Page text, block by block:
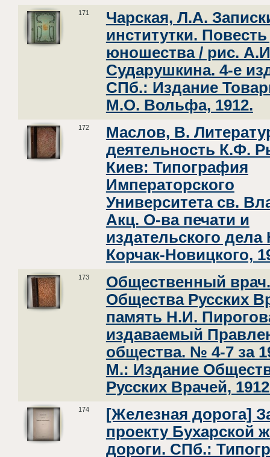
171
Чарская, Л.А.
институтки.
юношества / рис.
Сударушкина. 4-е
СПб.: Издание
М.О. Вольфа, 1912.
172
Маслов, В.
деятельность К.Ф.
Киев: Типография
Императорского
Университета св.
Акц. О-ва печати и
издательского дела
Корчак-Новицкого,
173
Общественный
Общества Русских
память Н.И.
издаваемый
общества. № 4-7 за
М.: Издание
Русских Врачей,
174
[Железная дорога]
проекту Бухарской
дороги. СПб.: